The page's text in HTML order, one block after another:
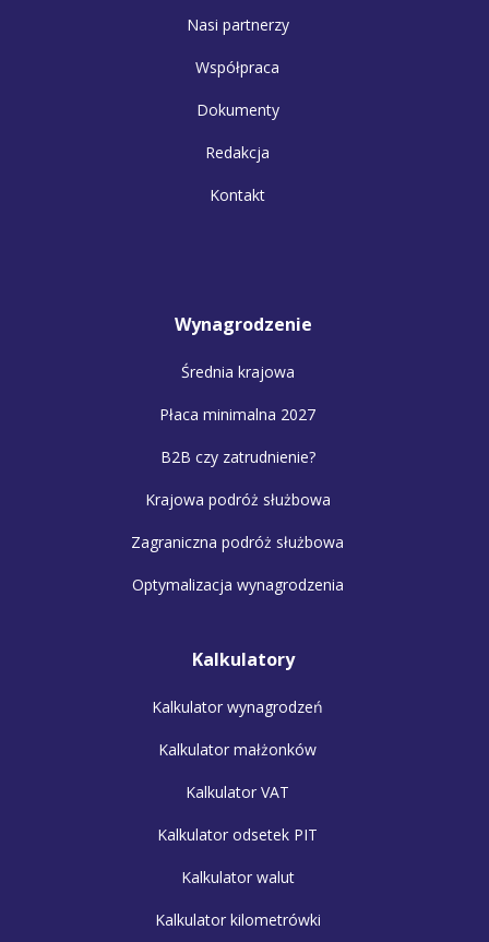
Nasi partnerzy
Współpraca
Dokumenty
Redakcja
Kontakt
Wynagrodzenie
Średnia krajowa
Płaca minimalna 2027
B2B czy zatrudnienie?
Krajowa podróż służbowa
Zagraniczna podróż służbowa
Optymalizacja wynagrodzenia
Kalkulatory
Kalkulator wynagrodzeń
Kalkulator małżonków
Kalkulator VAT
Kalkulator odsetek PIT
Kalkulator walut
Kalkulator kilometrówki